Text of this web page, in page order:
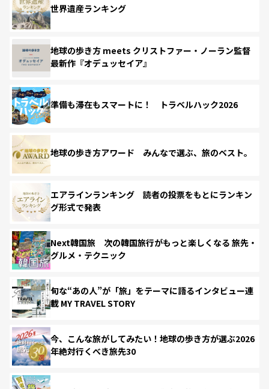
世界遺産ランキング
地球の歩き方 meets クリストファー・ノーラン監督
最新作『オデュッセイア』
準備も滞在もスマートに！ トラベルハック2026
地球の歩き方アワード みんなで選ぶ、旅のベスト。
エアラインランキング 読者の投票をもとにランキン
グ形式で発表
Next韓国旅 次の韓国旅行がもっと楽しくなる 旅先・
グルメ・テクニック
旬な“あの人”が「旅」をテーマに語るインタビュー連
載 MY TRAVEL STORY
今、こんな旅がしてみたい！地球の歩き方が選ぶ2026
年絶対行くべき旅先30